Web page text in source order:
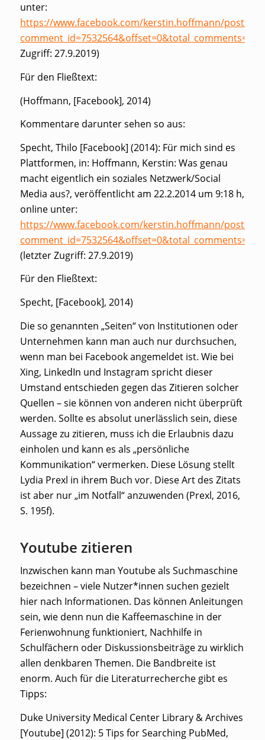
unter:
https://www.facebook.com/kerstin.hoffmann/posts/
comment_id=7532564&offset=0&total_comments=31
Zugriff: 27.9.2019)
Für den Fließtext:
(Hoffmann, [Facebook], 2014)
Kommentare darunter sehen so aus:
Specht, Thilo [Facebook] (2014): Für mich sind es
Plattformen, in: Hoffmann, Kerstin: Was genau
macht eigentlich ein soziales Netzwerk/Social
Media aus?, veröffentlicht am 22.2.2014 um 9:18 h,
online unter:
https://www.facebook.com/kerstin.hoffmann/posts/
comment_id=7532564&offset=0&total_comments=31
(letzter Zugriff: 27.9.2019)
Für den Fließtext:
Specht, [Facebook], 2014)
Die so genannten „Seiten“ von Institutionen oder
Unternehmen kann man auch nur durchsuchen,
wenn man bei Facebook angemeldet ist. Wie bei
Xing, LinkedIn und Instagram spricht dieser
Umstand entschieden gegen das Zitieren solcher
Quellen – sie können von anderen nicht überprüft
werden. Sollte es absolut unerlässlich sein, diese
Aussage zu zitieren, muss ich die Erlaubnis dazu
einholen und kann es als „persönliche
Kommunikation“ vermerken. Diese Lösung stellt
Lydia Prexl in ihrem Buch vor. Diese Art des Zitats
ist aber nur „im Notfall“ anzuwenden (Prexl, 2016,
S. 195f).
Youtube zitieren
Inzwischen kann man Youtube als Suchmaschine
bezeichnen – viele Nutzer*innen suchen gezielt
hier nach Informationen. Das können Anleitungen
sein, wie denn nun die Kaffeemaschine in der
Ferienwohnung funktioniert, Nachhilfe in
Schulfächern oder Diskussionsbeiträge zu wirklich
allen denkbaren Themen. Die Bandbreite ist
enorm. Auch für die Literaturrecherche gibt es
Tipps:
Duke University Medical Center Library & Archives
[Youtube] (2012): 5 Tips for Searching PubMed,